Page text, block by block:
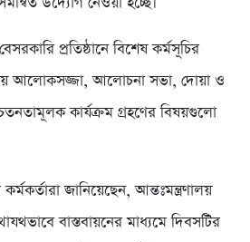
প্রতিষ্ঠানে বিশেষ কর্মসূচির
আলোকসজ্জা, আলোচনা সভা, দোয়া ও
কার্যক্রম গ্রহণের বিষয়গুলো
জানিয়েছেন, আন্তঃমন্ত্রণালয়
বাস্তবায়নের মাধ্যমে দিবসটির